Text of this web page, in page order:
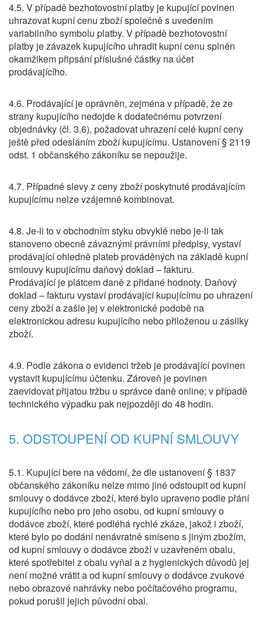
4.5. V případě bezhotovostní platby je kupující povinen
uhrazovat kupní cenu zboží společně s uvedením
variabilního symbolu platby. V případě bezhotovostní
platby je závazek kupujícího uhradit kupní cenu splněn
okamžikem připsání příslušné částky na účet
prodávajícího.
4.6. Prodávající je oprávněn, zejména v případě, že ze
strany kupujícího nedojde k dodatečnému potvrzení
objednávky (čl. 3.6), požadovat uhrazení celé kupní ceny
ještě před odesláním zboží kupujícímu. Ustanovení § 2119
odst. 1 občanského zákoníku se nepoužije.
4.7. Případné slevy z ceny zboží poskytnuté prodávajícím
kupujícímu nelze vzájemně kombinovat.
4.8. Je-li to v obchodním styku obvyklé nebo je-li tak
stanoveno obecně závaznými právními předpisy, vystaví
prodávající ohledně plateb prováděných na základě kupní
smlouvy kupujícímu daňový doklad – fakturu.
Prodávající je plátcem daně z přidané hodnoty. Daňový
doklad – fakturu vystaví prodávající kupujícímu po uhrazení
ceny zboží a zašle jej v elektronické podobě na
elektronickou adresu kupujícího nebo přiloženou u zásilky
zboží.
4.9. Podle zákona o evidenci tržeb je prodávající povinen
vystavit kupujícímu účtenku. Zároveň je povinen
zaevidovat přijatou tržbu u správce daně online; v případě
technického výpadku pak nejpozději do 48 hodin.
5. ODSTOUPENÍ OD KUPNÍ SMLOUVY
5.1. Kupující bere na vědomí, že dle ustanovení § 1837
občanského zákoníku nelze mimo jiné odstoupit od kupní
smlouvy o dodávce zboží, které bylo upraveno podle přání
kupujícího nebo pro jeho osobu, od kupní smlouvy o
dodávce zboží, které podléhá rychlé zkáze, jakož i zboží,
které bylo po dodání nenávratně smíseno s jiným zbožím,
od kupní smlouvy o dodávce zboží v uzavřeném obalu,
které spotřebitel z obalu vyňal a z hygienických důvodů jej
není možné vrátit a od kupní smlouvy o dodávce zvukové
nebo obrazové nahrávky nebo počítačového programu,
pokud porušil jejich původní obal.